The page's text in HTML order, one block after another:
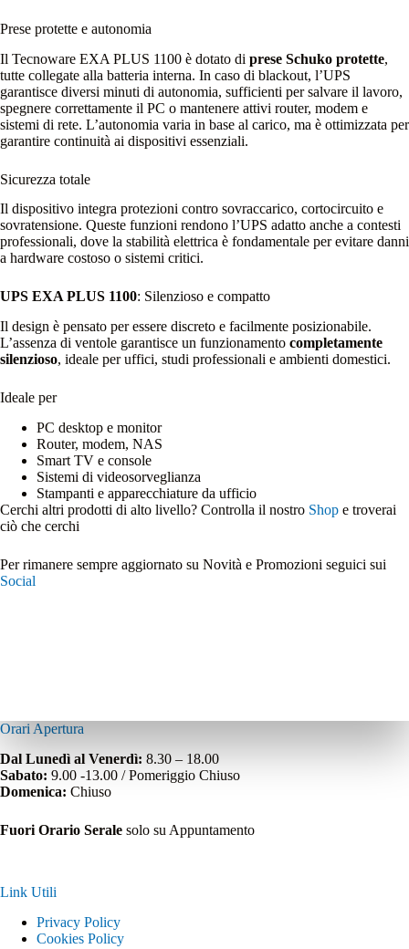
Prese protette e autonomia
Il Tecnoware EXA PLUS 1100 è dotato di prese Schuko protette,
tutte collegate alla batteria interna. In caso di blackout, l’UPS
garantisce diversi minuti di autonomia, sufficienti per salvare il lavoro,
spegnere correttamente il PC o mantenere attivi router, modem e
sistemi di rete. L’autonomia varia in base al carico, ma è ottimizzata per
garantire continuità ai dispositivi essenziali.
Sicurezza totale
Il dispositivo integra protezioni contro sovraccarico, cortocircuito e
sovratensione. Queste funzioni rendono l’UPS adatto anche a contesti
professionali, dove la stabilità elettrica è fondamentale per evitare danni
a hardware costoso o sistemi critici.
UPS EXA PLUS 1100: Silenzioso e compatto
Il design è pensato per essere discreto e facilmente posizionabile.
L’assenza di ventole garantisce un funzionamento completamente
silenzioso, ideale per uffici, studi professionali e ambienti domestici.
Ideale per
PC desktop e monitor
Router, modem, NAS
Smart TV e console
Sistemi di videosorveglianza
Stampanti e apparecchiature da ufficio
Cerchi altri prodotti di alto livello? Controlla il nostro Shop e troverai
ciò che cerchi
Per rimanere sempre aggiornato su Novità e Promozioni seguici sui
Social
Orari Apertura
Dal Lunedì al Venerdì: 8.30 – 18.00
Sabato: 9.00 -13.00 / Pomeriggio Chiuso
Domenica: Chiuso
Fuori Orario Serale solo su Appuntamento
Link Utili
Privacy Policy
Cookies Policy